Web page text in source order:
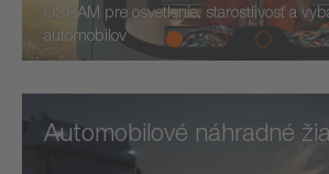
OSRAM pre osvetlenie, starostlivosť a
automobilov
Automobilové náhradné